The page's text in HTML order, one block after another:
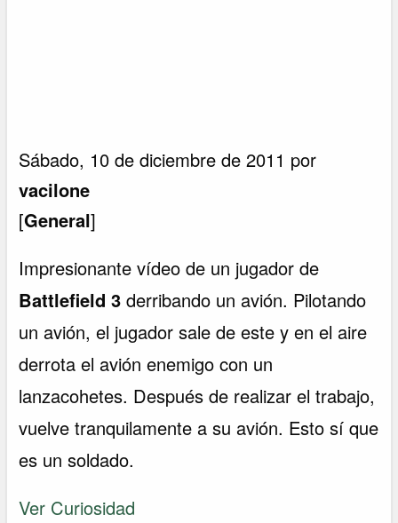
Sábado, 10 de diciembre de 2011 por
vacilone
[General]
Impresionante vídeo de un jugador de
Battlefield 3 derribando un avión. Pilotando
un avión, el jugador sale de este y en el aire
derrota el avión enemigo con un
lanzacohetes. Después de realizar el trabajo,
vuelve tranquilamente a su avión. Esto sí que
es un soldado.
Ver Curiosidad